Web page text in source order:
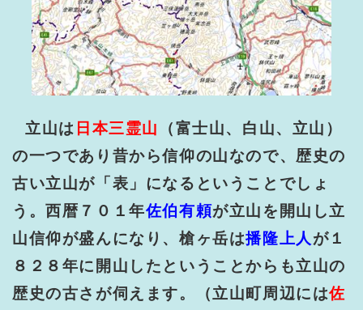
立山は 日本三霊山
（富士山、白山、立山）
の一つであり昔から信仰の山なので、歴史の
古い立山が「表」になるということでしょ
う。西暦７０１年佐伯有頼が立山を開山し立
山信仰が盛んになり、槍ヶ岳は播隆上人 が１
８２８年に開山したということからも立山の
歴史の古さが伺えます。（立山町周辺には佐